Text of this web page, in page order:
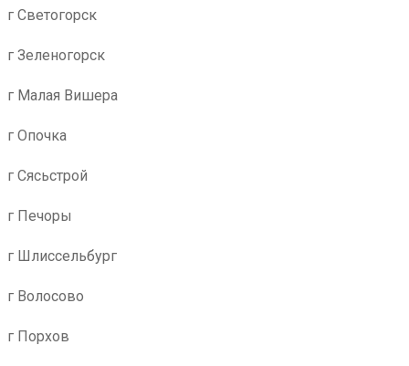
г Светогорск
г Зеленогорск
г Малая Вишера
г Опочка
г Сясьстрой
г Печоры
г Шлиссельбург
г Волосово
г Порхов